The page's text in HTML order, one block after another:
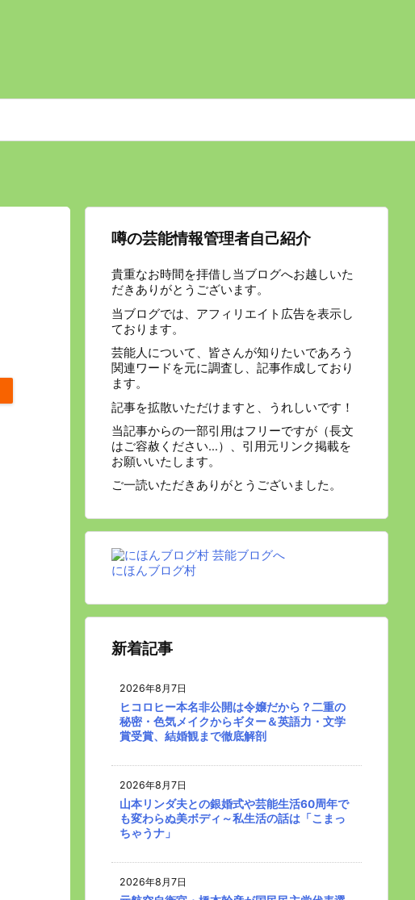
噂の芸能情報管理者自己紹介
貴重なお時間を拝借し当ブログへお越しいた
だきありがとうございます。
当ブログでは、アフィリエイト広告を表示し
ております。
芸能人について、皆さんが知りたいであろう
関連ワードを元に調査し、記事作成しており
ます。
記事を拡散いただけますと、うれしいです！
当記事からの一部引用はフリーですが（長文
はご容赦ください…）、引用元リンク掲載を
お願いいたします。
ご一読いただきありがとうございました。
にほんブログ村
新着記事
2026年8月7日
ヒコロヒー本名非公開は令嬢だから？二重の
秘密・色気メイクからギター＆英語力・文学
賞受賞、結婚観まで徹底解剖
2026年8月7日
山本リンダ夫との銀婚式や芸能生活60周年で
も変わらぬ美ボディ～私生活の話は「こまっ
ちゃうナ」
2026年8月7日